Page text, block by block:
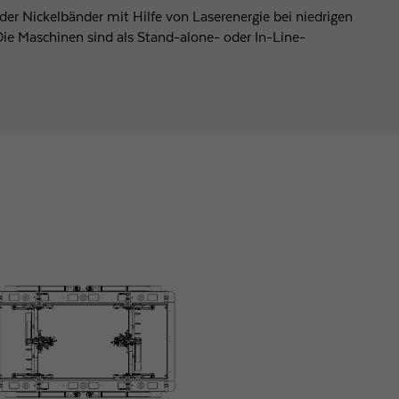
Nickelbänder mit Hilfe von Laserenergie bei niedrigen
Maschinen sind als Stand-alone- oder In-Line-